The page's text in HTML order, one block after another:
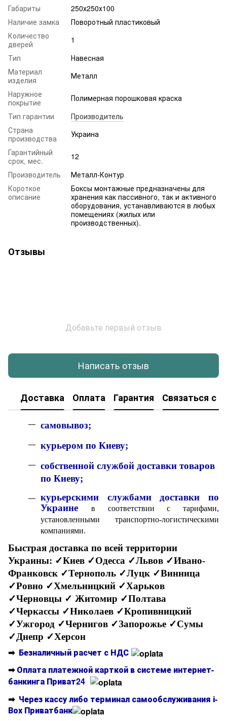
Габариты
250х250х100
Наличие замка
Поворотный пластиковый
Количество
дверей
1
Тип
Навесная
Материал
изделия
Металл
Наружное
покрытие
Полимерная порошковая краска
Тип гарантии
Производитель
Страна
производства
Украина
Гарантийный
срок, мес.
12
Производитель
Металл-Контур
Короткое
описание
Боксы монтажные предназначены для
хранения как пассивного, так и активного
оборудования, устанавливаются в любых
помещениях (жилых или
производственных).
Отзывы
Добавьте первый отзыв
Написать отзыв
Доставка Оплата Гарантия Связаться с
самовывоз;
курьером по Киеву;
собственной службой доставки товаров
по Киеву;
курьерскими службами доставки по
Украине
в соответствии с тарифами,
установленными транспортно-логистическими
компаниями.
Быстрая доставка по всей территории
Украины: ✓Киев ✓Одесса ✓Львов ✓Ивано-
Франковск ✓Тернополь ✓Луцк ✓Винница
✓Ровно ✓Хмельницкий ✓Харьков
✓Черновцы ✓ Житомир ✓Полтава
✓Черкассы ✓Николаев ✓Кропивницкий
✓Ужгород ✓Чернигов ✓Запорожье ✓Сумы
✓Днепр ✓Херсон
➡ Безналичный расчет с НДС
➡Оплата платежной карткой в системе интернет-
банкинга Приват24
➡ Через кассу либо терминал самообслуживания і-
Вох Приватбанк